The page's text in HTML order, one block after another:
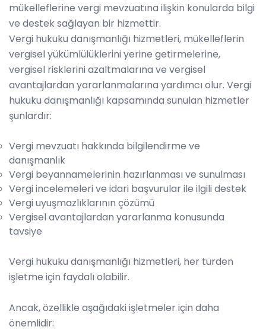
mükelleflerine vergi mevzuatına ilişkin konularda bilgi
ve destek sağlayan bir hizmettir.
Vergi hukuku danışmanlığı hizmetleri, mükelleflerin
vergisel yükümlülüklerini yerine getirmelerine,
vergisel risklerini azaltmalarına ve vergisel
avantajlardan yararlanmalarına yardımcı olur. Vergi
hukuku danışmanlığı kapsamında sunulan hizmetler
şunlardır:
Vergi mevzuatı hakkında bilgilendirme ve
danışmanlık
Vergi beyannamelerinin hazırlanması ve sunulması
Vergi incelemeleri ve idari başvurular ile ilgili destek
Vergi uyuşmazlıklarının çözümü
Vergisel avantajlardan yararlanma konusunda
tavsiye
Vergi hukuku danışmanlığı hizmetleri, her türden
işletme için faydalı olabilir.
Ancak, özellikle aşağıdaki işletmeler için daha
önemlidir: